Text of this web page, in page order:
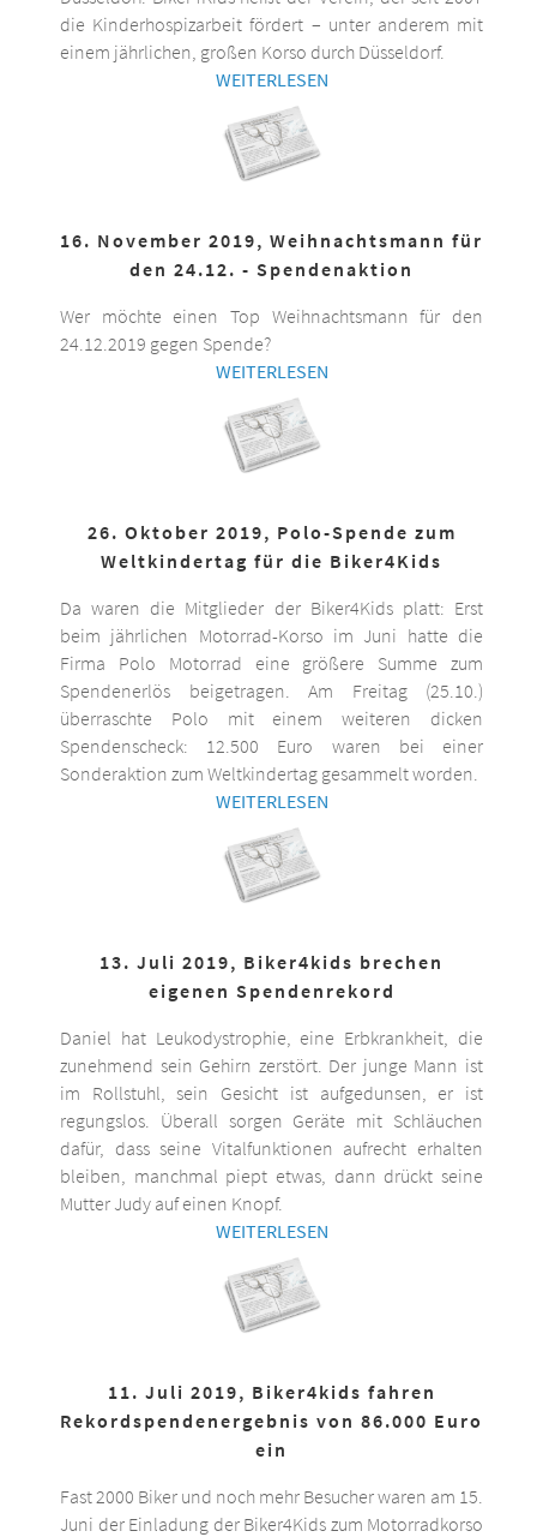
die Kinderhospizarbeit fördert – unter anderem mit
einem jährlichen, großen Korso durch Düsseldorf.
WEITERLESEN
16. November 2019, Weihnachtsmann für
den 24.12. - Spendenaktion
Wer möchte einen Top Weihnachtsmann für den
24.12.2019 gegen Spende?
WEITERLESEN
26. Oktober 2019, Polo-Spende zum
Weltkindertag für die Biker4Kids
Da waren die Mitglieder der Biker4Kids platt: Erst
beim jährlichen Motorrad-Korso im Juni hatte die
Firma Polo Motorrad eine größere Summe zum
Spendenerlös beigetragen. Am Freitag (25.10.)
überraschte Polo mit einem weiteren dicken
Spendenscheck: 12.500 Euro waren bei einer
Sonderaktion zum Weltkindertag gesammelt worden.
WEITERLESEN
13. Juli 2019, Biker4kids brechen
eigenen Spendenrekord
Daniel hat Leukodystrophie, eine Erbkrankheit, die
zunehmend sein Gehirn zerstört. Der junge Mann ist
im Rollstuhl, sein Gesicht ist aufgedunsen, er ist
regungslos. Überall sorgen Geräte mit Schläuchen
dafür, dass seine Vitalfunktionen aufrecht erhalten
bleiben, manchmal piept etwas, dann drückt seine
Mutter Judy auf einen Knopf.
WEITERLESEN
11. Juli 2019, Biker4kids fahren
Rekordspendenergebnis von 86.000 Euro
ein
Fast 2000 Biker und noch mehr Besucher waren am 15.
Juni der Einladung der Biker4Kids zum Motorradkorso